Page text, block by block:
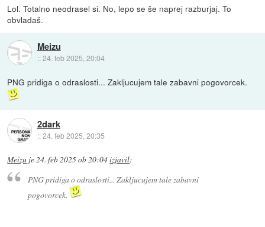
Lol. Totalno neodrasel si. No, lepo se še naprej razburjaj. To
obvladaš.
Meizu
::24. feb 2025, 20:04
PNG pridiga o odraslosti... Zakljucujem tale zabavni pogovorcek.
2dark
::24. feb 2025, 20:35
Meizu je24. feb 2025 ob 20:04izjavil:
PNG pridiga o odraslosti... Zakljucujem tale zabavni
pogovorcek.